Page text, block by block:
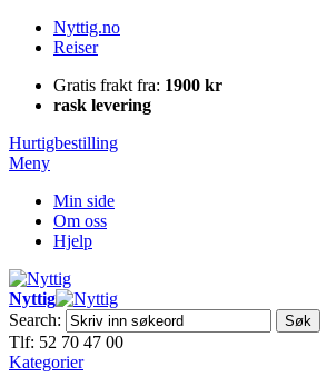
Nyttig.no
Reiser
Gratis frakt fra: 1900 kr
rask levering
Hurtigbestilling
Meny
Min side
Om oss
Hjelp
Nyttig
Search:
Søk
Tlf: 52 70 47 00
Kategorier